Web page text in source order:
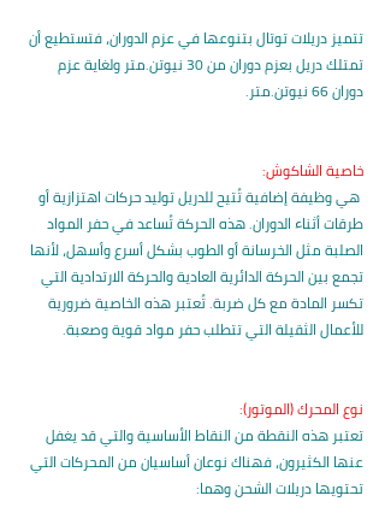
تتميز دريلات توتال بتنوعها في عزم الدوران، فتستطيع أن
تمتلك دريل بعزم دوران من 30 نيوتن.متر ولغاية عزم
دوران 66 نيوتن.متر.
خاصية الشاكوش:
هي وظيفة إضافية تُتيح للدريل توليد حركات اهتزازية أو
طرقات أثناء الدوران. هذه الحركة تُساعد في حفر المواد
الصلبة مثل الخرسانة أو الطوب بشكل أسرع وأسهل، لأنها
تجمع بين الحركة الدائرية العادية والحركة الارتدادية التي
تكسر المادة مع كل ضربة. تُعتبر هذه الخاصية ضرورية
للأعمال الثقيلة التي تتطلب حفر مواد قوية وصعبة.
نوع المحرك (الموتور):
تعتبر هذه النقطة من النقاط الأساسية والتي قد يغفل
عنها الكثيرون، فهناك نوعان أساسيان من المحركات التي
تحتويها دريلات الشحن وهما: